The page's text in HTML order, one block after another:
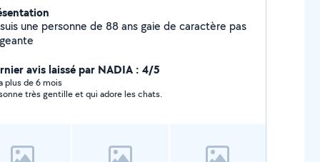
une personne de 88 ans gaie de caractère pas
avis laissé par NADIA : 4/5
plus de 6 mois
très gentille et qui adore les chats.